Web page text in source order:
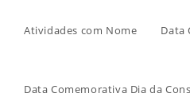
Atividades com Nome Data
Data Comemorativa Dia da